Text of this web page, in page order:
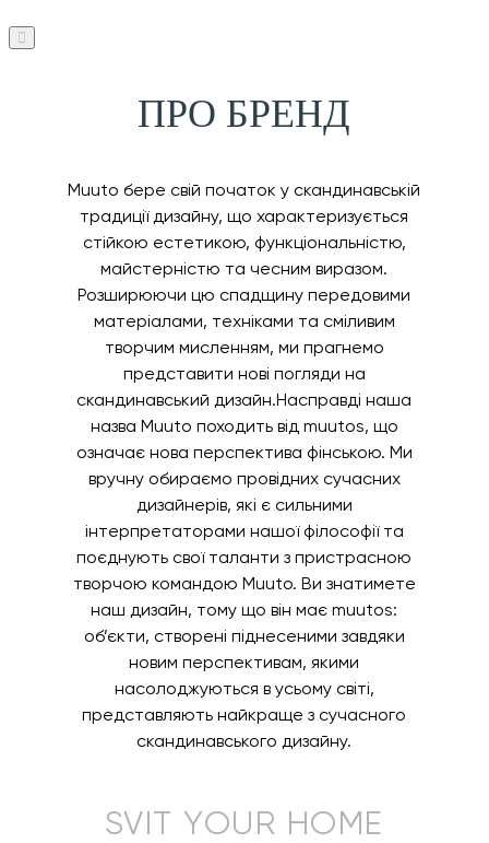
ПРО БРЕНД
Muuto бере свій початок у скандинавській
традиції дизайну, що характеризується
стійкою естетикою, функціональністю,
майстерністю та чесним виразом.
Розширюючи цю спадщину передовими
матеріалами, техніками та сміливим
творчим мисленням, ми прагнемо
представити нові погляди на
скандинавський дизайн.Насправді наша
назва Muuto походить від muutos, що
означає нова перспектива фінською. Ми
вручну обираємо провідних сучасних
дизайнерів, які є сильними
інтерпретаторами нашої філософії та
поєднують свої таланти з пристрасною
творчою командою Muuto. Ви знатимете
наш дизайн, тому що він має muutos:
об’єкти, створені піднесеними завдяки
новим перспективам, якими
насолоджуються в усьому світі,
представляють найкраще з сучасного
скандинавського дизайну.
SVIT YOUR HOME